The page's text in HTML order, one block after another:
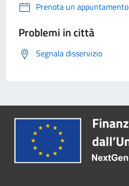
Prenota un appuntamento
Problemi in città
Segnala disservizio